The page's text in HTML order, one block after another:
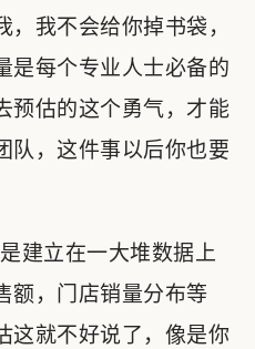
我不会给你掉书袋，
是每个专业人士必备的
预估的这个勇气，才能
队，这件事以后你也要
建立在一大堆数据上
额，门店销量分布等
这就不好说了，像是你